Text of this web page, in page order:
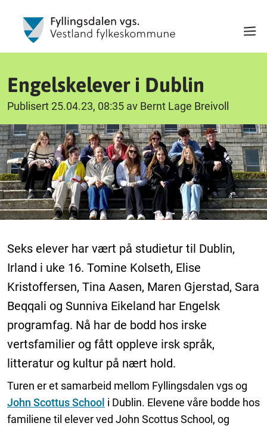
Engelskelever i Dublin
Publisert 25.04.23, 08:35 av Bernt Lage Breivoll
Seks elever har vært på studietur til Dublin,
Irland i uke 16. Tomine Kolseth, Elise
Kristoffersen, Tina Aasen, Maren Gjerstad, Sara
Beqqali og Sunniva Eikeland har Engelsk
programfag. Nå har de bodd hos irske
vertsfamilier og fått oppleve irsk språk,
litteratur og kultur på nært hold.
Turen er et samarbeid mellom Fyllingsdalen vgs og
John Scottus School i Dublin. Elevene våre bodde hos
familiene til elever ved John Scottus School, og